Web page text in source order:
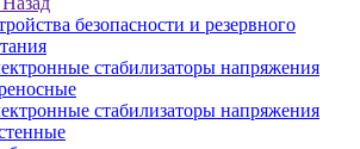
безопасности и резервного
стабилизаторы напряжения
стабилизаторы напряжения